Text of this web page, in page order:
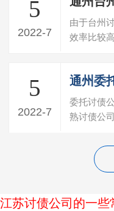
5
2022-7
由于台州
效率比较
5
2022-7
委托讨债
熟讨债公
江苏讨债公司的一些